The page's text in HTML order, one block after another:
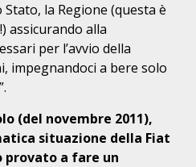
la Regione (questa è
assicurando alla
per l’avvio della
impegnandoci a bere solo
(del novembre 2011),
situazione della Fiat
provato a fare un